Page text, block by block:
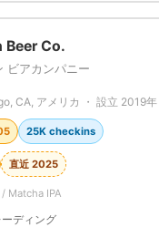
Beer Co.
ビアカンパニー
CA, アメリカ ・ 設立 2019年
25K checkins
直近 2025
/ Matcha IPA
ディング